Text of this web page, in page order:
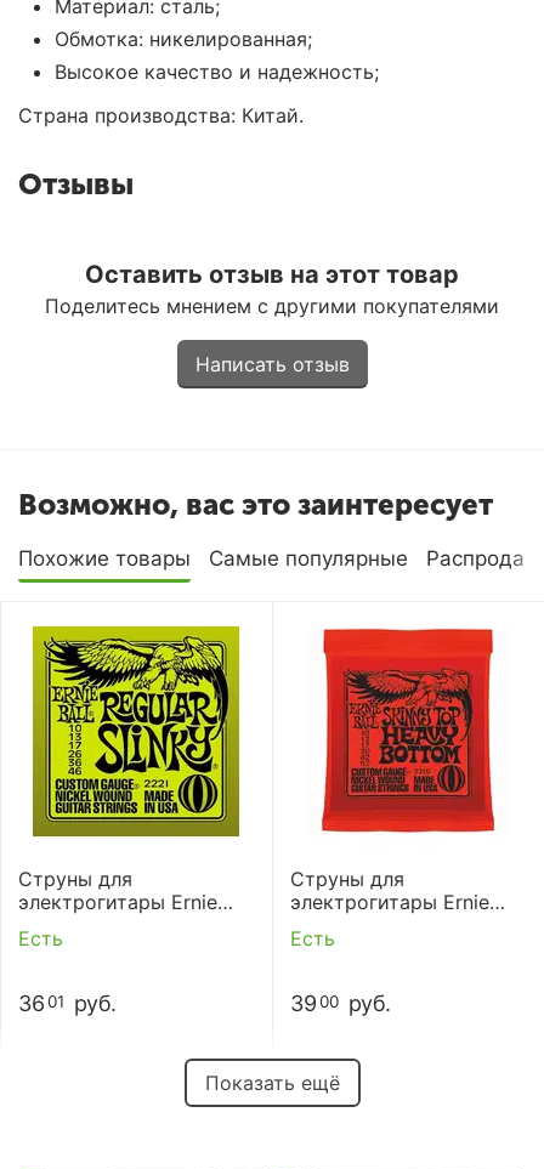
Материал: сталь;
Обмотка: никелированная;
Высокое качество и надежность;
Страна производства: Китай.
Отзывы
Оставить отзыв на этот товар
Поделитесь мнением с другими покупателями
Написать отзыв
Возможно, вас это заинтересует
Похожие товары Самые популярные
Струны для
электрогитары Ernie
Ball 2221 10-46
Есть
3601 руб.
Струны для
электрогитары Ernie
Ball 2215 10-52
Есть
3900 руб.
Показать ещё